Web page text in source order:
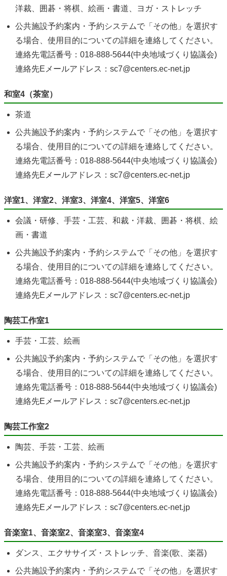
洋裁、囲碁・将棋、絵画・書道、ヨガ・ストレッチ
公共施設予約案内・予約システムで「その他」を選択す
る場合、使用目的についての詳細を連絡してください。
連絡先電話番号：018-888-5644(中央地域づくり協議会)
連絡先Eメールアドレス：sc7@centers.ec-net.jp
和室4（茶室）
茶道
公共施設予約案内・予約システムで「その他」を選択す
る場合、使用目的についての詳細を連絡してください。
連絡先電話番号：018-888-5644(中央地域づくり協議会)
連絡先Eメールアドレス：sc7@centers.ec-net.jp
洋室1、洋室2、洋室3、洋室4、洋室5、洋室6
会議・研修、手芸・工芸、和裁・洋裁、囲碁・将棋、絵
画・書道
公共施設予約案内・予約システムで「その他」を選択す
る場合、使用目的についての詳細を連絡してください。
連絡先電話番号：018-888-5644(中央地域づくり協議会)
連絡先Eメールアドレス：sc7@centers.ec-net.jp
陶芸工作室1
手芸・工芸、絵画
公共施設予約案内・予約システムで「その他」を選択す
る場合、使用目的についての詳細を連絡してください。
連絡先電話番号：018-888-5644(中央地域づくり協議会)
連絡先Eメールアドレス：sc7@centers.ec-net.jp
陶芸工作室2
陶芸、手芸・工芸、絵画
公共施設予約案内・予約システムで「その他」を選択す
る場合、使用目的についての詳細を連絡してください。
連絡先電話番号：018-888-5644(中央地域づくり協議会)
連絡先Eメールアドレス：sc7@centers.ec-net.jp
音楽室1、音楽室2、音楽室3、音楽室4
ダンス、エクササイズ・ストレッチ、音楽(歌、楽器)
公共施設予約案内・予約システムで「その他」を選択す